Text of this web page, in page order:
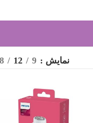
نمایش 9
12